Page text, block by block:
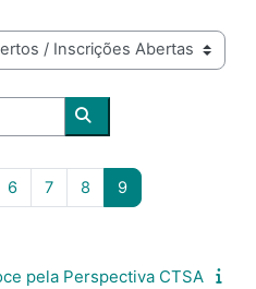
Buscar cursos
6Página 6
7Página 7
8 Página 8
9Página 9
pela Perspectiva CTSA